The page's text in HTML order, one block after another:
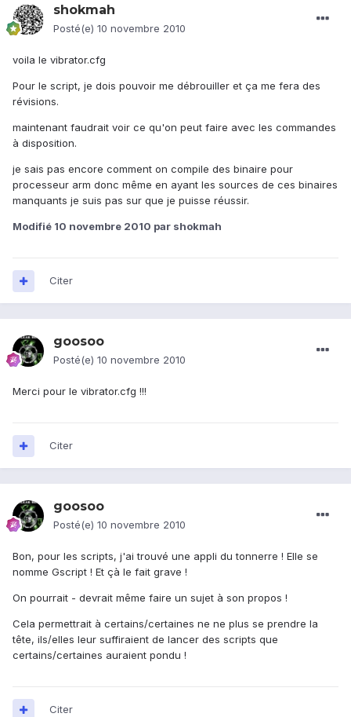
shokmah
Posté(e) 10 novembre 2010
voila le vibrator.cfg
Pour le script, je dois pouvoir me débrouiller et ça me fera des
révisions.
maintenant faudrait voir ce qu'on peut faire avec les commandes
à disposition.
je sais pas encore comment on compile des binaire pour
processeur arm donc même en ayant les sources de ces binaires
manquants je suis pas sur que je puisse réussir.
Modifié 10 novembre 2010 par shokmah
Citer
goosoo
Posté(e) 10 novembre 2010
Merci pour le vibrator.cfg !!!
Citer
goosoo
Posté(e) 10 novembre 2010
Bon, pour les scripts, j'ai trouvé une appli du tonnerre ! Elle se
nomme Gscript ! Et çà le fait grave !
On pourrait - devrait même faire un sujet à son propos !
Cela permettrait à certains/certaines ne ne plus se prendre la
tête, ils/elles leur suffiraient de lancer des scripts que
certains/certaines auraient pondu !
Citer